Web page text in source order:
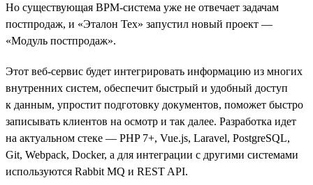
Но существующая BPM-система уже не отвечает задачам
постпродаж, и «Эталон Тех» запустил новый проект —
«Модуль постпродаж».
Этот веб-сервис будет интегрировать информацию из многих
внутренних систем, обеспечит быстрый и удобный доступ
к данным, упростит подготовку документов, поможет быстро
записывать клиентов на осмотр и так далее. Разработка идет
на актуальном стеке — PHP 7+, Vue.js, Laravel, PostgreSQL,
Git, Webpack, Docker, а для интеграции с другими системами
используются Rabbit MQ и REST API.